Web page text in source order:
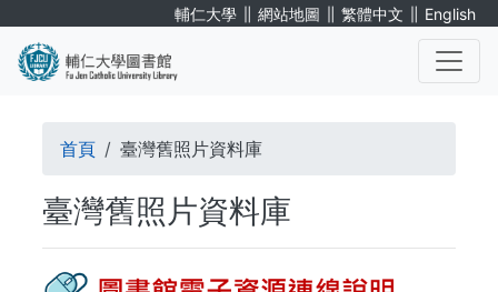
輔仁大學 ∥ 網站地圖 ∥ 繁體中文 ∥ English
導
航
連
結
首頁 臺灣舊照片資料庫
臺灣舊照片資料庫